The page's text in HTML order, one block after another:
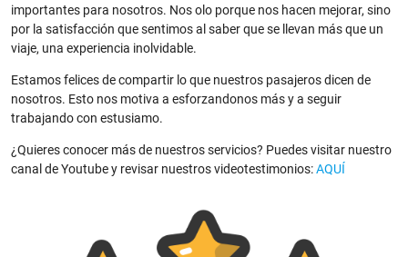
importantes para nosotros. Nos olo porque nos hacen mejorar, sino
por la satisfacción que sentimos al saber que se llevan más que un
viaje, una experiencia inolvidable.
Estamos felices de compartir lo que nuestros pasajeros dicen de
nosotros. Esto nos motiva a esforzandonos más y a seguir
trabajando con estusiamo.
¿Quieres conocer más de nuestros servicios? Puedes visitar nuestro
canal de Youtube y revisar nuestros videotestimonios:AQUÍ